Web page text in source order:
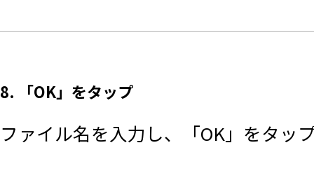
8. 「OK」をタップ
ファイル名を入力し、「OK」をタッ